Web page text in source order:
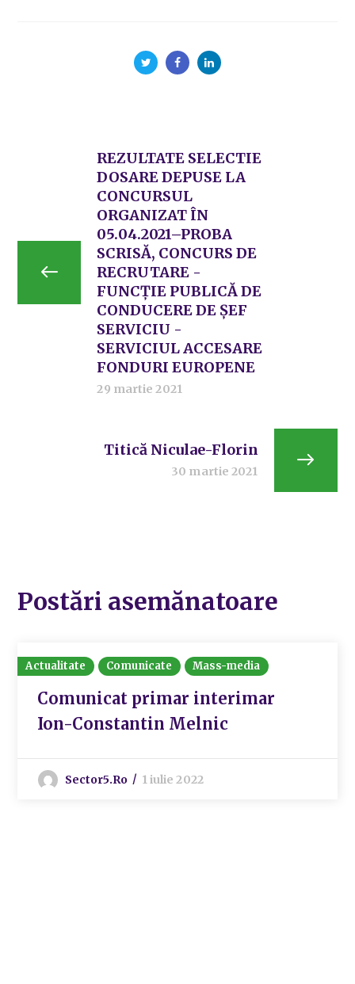
REZULTATE SELECTIE
DOSARE DEPUSE LA
CONCURSUL
ORGANIZAT ÎN
05.04.2021–PROBA
SCRISĂ, CONCURS DE
RECRUTARE -
FUNCȚIE PUBLICĂ DE
CONDUCERE DE ȘEF
SERVICIU -
SERVICIUL ACCESARE
FONDURI EUROPENE
29 martie 2021
Titică Niculae-Florin
30 martie 2021
Postări asemănatoare
Actualitate Comunicate Mass-media
Comunicat primar interimar
Ion-Constantin Melnic
Sector5.ro 1 iulie 2022